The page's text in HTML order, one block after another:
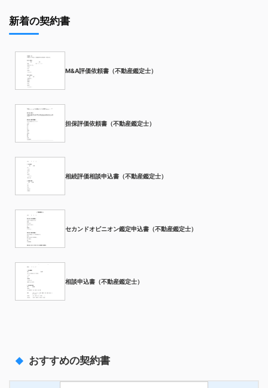
新着の契約書
M&A評価依頼書（不動産鑑定士）
担保評価依頼書（不動産鑑定士）
相続評価相談申込書（不動産鑑定士）
セカンドオピニオン鑑定申込書（不動産鑑定士）
相談申込書（不動産鑑定士）
おすすめの契約書